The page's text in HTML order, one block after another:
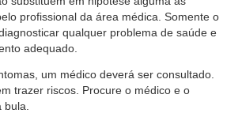
profissional da área médica. Somente o
qualquer problema de saúde e
adequado.
um médico deverá ser consultado.
trazer riscos. Procure o médico e o
bula.